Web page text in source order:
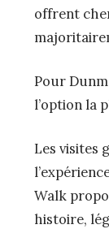
offrent
Pour
l’option la
Les visites
Walk
histoire,